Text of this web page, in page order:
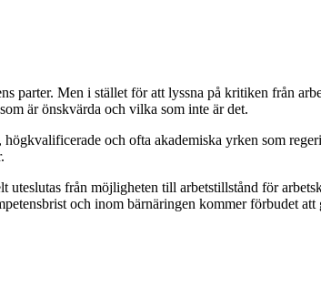
parter. Men i stället för att lyssna på kritiken från
är önskvärda och vilka som inte är det.
och ofta akademiska yrken som
från möjligheten till arbetstillstånd för
och inom bärnäringen kommer förbudet